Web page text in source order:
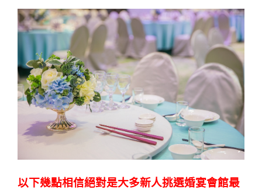
以下幾點相信絕對是大多新人挑選婚宴會館最